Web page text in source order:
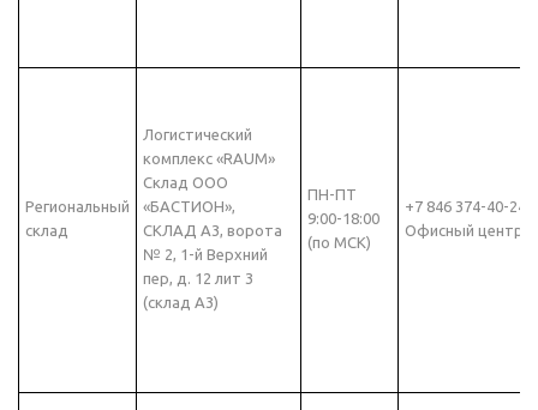
Региональный
склад
Логистический
комплекс «RAUM»
Склад ООО
«БАСТИОН»,
СКЛАД А3, ворота
№ 2, 1-й Верхний
пер, д. 12 лит 3
(склад А3)
ПН-ПТ
9:00-18:00
(по МСК)
+7 846 374-40-24
Офисный центр